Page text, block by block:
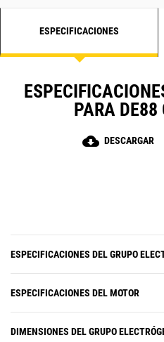
ESPECIFICACIONES
PARA
cloud_download DESCARGAR
ESPECIFICACIONES DEL GRUPO
ESPECIFICACIONES DEL MOTOR
DIMENSIONES DEL GRUPO